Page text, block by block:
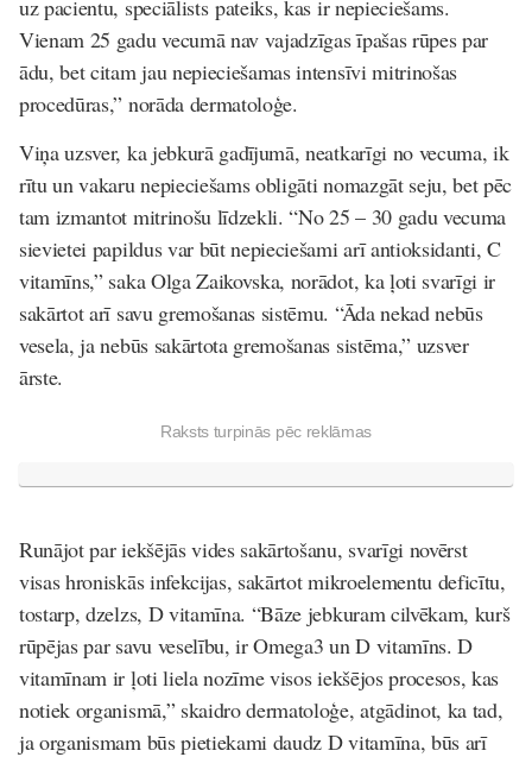
uz pacientu, speciālists pateiks, kas ir nepieciešams.
Vienam 25 gadu vecumā nav vajadzīgas īpašas rūpes par
ādu, bet citam jau nepieciešamas intensīvi mitrinošas
procedūras,” norāda dermatoloģe.
Viņa uzsver, ka jebkurā gadījumā, neatkarīgi no vecuma, ik
rītu un vakaru nepieciešams obligāti nomazgāt seju, bet pēc
tam izmantot mitrinošu līdzekli. “No 25 – 30 gadu vecuma
sievietei papildus var būt nepieciešami arī antioksidanti, C
vitamīns,” saka Olga Zaikovska, norādot, ka ļoti svarīgi ir
sakārtot arī savu gremošanas sistēmu. “Āda nekad nebūs
vesela, ja nebūs sakārtota gremošanas sistēma,” uzsver
ārste.
Raksts turpinās pēc reklāmas
Runājot par iekšējās vides sakārtošanu, svarīgi novērst
visas hroniskās infekcijas, sakārtot mikroelementu deficītu,
tostarp, dzelzs, D vitamīna. “Bāze jebkuram cilvēkam, kurš
rūpējas par savu veselību, ir Omega3 un D vitamīns. D
vitamīnam ir ļoti liela nozīme visos iekšējos procesos, kas
notiek organismā,” skaidro dermatoloģe, atgādinot, ka tad,
ja organismam būs pietiekami daudz D vitamīna, būs arī